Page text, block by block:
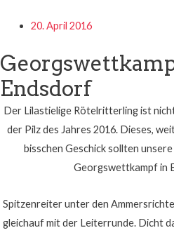
20. April 2016
Endsdorf
Der Lilastielige Rötelritterling ist
der Pilz des Jahres 2016. Dieses,
bisschen Geschick sollten
Georgswettkampf in
Spitzenreiter unter den
gleichauf mit der Leiterrunde. Dicht